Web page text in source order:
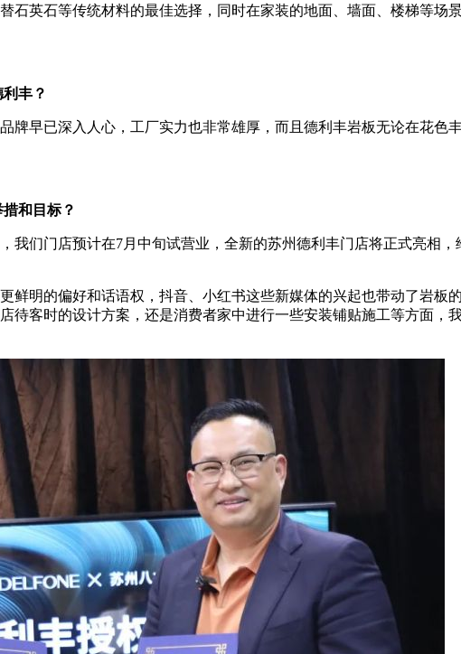
石英石等传统材料的最佳选择，同时在家装的地面、墙面、楼梯等场
丰？
牌早已深入人心，工厂实力也非常雄厚，而且德利丰岩板无论在花色
和目标？
我们门店预计在7月中旬试营业，全新的苏州德利丰门店将正式亮相
鲜明的偏好和话语权，抖音、小红书这些新媒体的兴起也带动了岩板
待客时的设计方案，还是消费者家中进行一些安装铺贴施工等方面，